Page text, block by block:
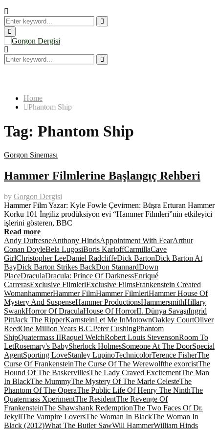
Search
for:
Search
Primary
Menu
Search
for:
Search
Home
Phantom Ship
Tag: Phantom Ship
Gorgon Sineması
Hammer Filmlerine Başlangıç Rehberi
by Gorgon Dergisi
Hammer Film Yazar: Kyle Fowle Çevirmen: Büşra Erturan Hammer
Korku 101 İngiliz prodüksiyon evi “Hammer Filmleri”nin etkileyici
işlerini gösteren, BBC
Read more
Andy DufresneAnthony HindsAppointment With FearArthur
Conan DoyleBela LugosiBoris KarloffCarmillaCave
GirlChristopher LeeDaniel RadcliffeDick BartonDick Barton At
BayDick Barton Strikes BackDon StannardDown
PlaceDraculaDracula: Prince Of DarknessEnriqué
CarrerasExclusive FilmleriExclusive FilmsFrankenstein Created
WomanhammerHammer FilmHammer FilmleriHammer House Of
Mystery And SuspenseHammer ProductionsHammersmithHillary
SwankHorror Of DraculaHouse Of HorrorII. Dünya SavaşıIngrid
PittJack The RipperKarnsteinLet Me InMotownOakley CourtOliver
ReedOne Million Years B.C.Peter CushingPhantom
ShipQuatermass IIRaquel WelchRobert Louis StevensonRoom To
LetRosemary's BabySherlock HolmesSomeone At The DoorSpecial
AgentSporting LoveStanley LupinoTechnicolorTerence FisherThe
Curse Of FrankensteinThe Curse Of The Werewolfthe exorcistThe
Hound Of The BaskervillesThe Lady Craved ExcitementThe Man
In BlackThe MummyThe Mystery Of The Marie CelesteThe
Phantom Of The OperaThe Public Life Of Henry The NinthThe
Quatermass XperimentThe ResidentThe Revenge Of
FrankensteinThe Shawshank RedemptionThe Two Faces Of Dr.
JekyllThe Vampire LoversThe Woman In BlackThe Woman In
Black (2012)What The Butler SawWill HammerWilliam Hinds